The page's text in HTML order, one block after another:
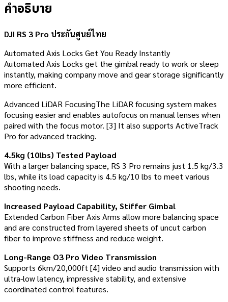
คำอธิบาย
DJI RS 3 Pro ประกันศูนย์ไทย
Automated Axis Locks Get You Ready Instantly
Automated Axis Locks get the gimbal ready to work or sleep
instantly, making company move and gear storage significantly
more efficient.
Advanced LiDAR FocusingThe LiDAR focusing system makes
focusing easier and enables autofocus on manual lenses when
paired with the focus motor. [3] It also supports ActiveTrack
Pro for advanced tracking.
4.5kg (10lbs) Tested Payload
With a larger balancing space, RS 3 Pro remains just 1.5 kg/3.3
lbs, while its load capacity is 4.5 kg/10 lbs to meet various
shooting needs.
Increased Payload Capability, Stiffer Gimbal
Extended Carbon Fiber Axis Arms allow more balancing space
and are constructed from layered sheets of uncut carbon
fiber to improve stiffness and reduce weight.
Long-Range O3 Pro Video Transmission
Supports 6km/20,000ft [4] video and audio transmission with
ultra-low latency, impressive stability, and extensive
coordinated control features.